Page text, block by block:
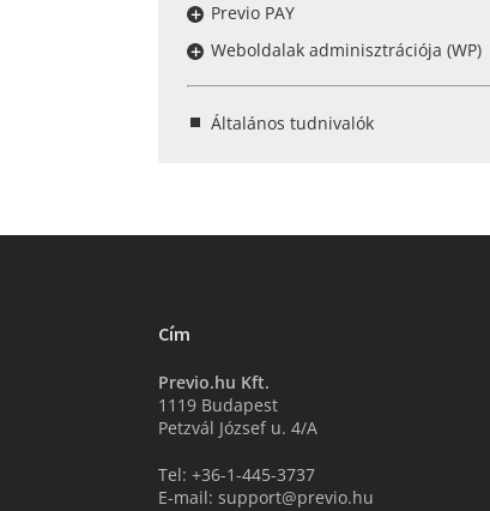
Previo PAY
Weboldalak adminisztrációja (WP)
Általános tudnivalók
Cím
Previo.hu Kft.
1119 Budapest
Petzvál József u. 4/A
Tel: +36-1-445-3737
E-mail: support@previo.hu